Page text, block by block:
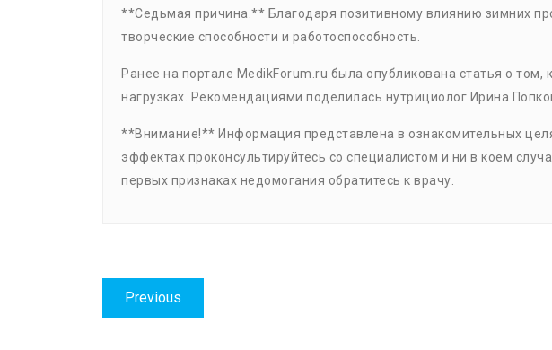
**Седьмая причина.** Благодаря позитивному влиянию зимних
творческие способности и работоспособность.
Ранее на портале MedikForum.ru была опубликована статья о том,
нагрузках. Рекомендациями поделилась нутрициолог Ирина
**Внимание!** Информация представлена в ознакомительных
эффектах проконсультируйтесь со специалистом и ни в коем
первых признаках недомогания обратитесь к врачу.
Навигация
по
Previous
post: